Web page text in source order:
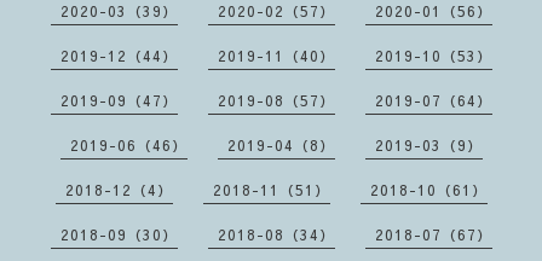
2020-03（39） 2020-02（57） 2020-01（56）
2019-12（44） 2019-11（40） 2019-10（53）
2019-09（47） 2019-08（57） 2019-07（64）
2019-06（46） 2019-04（8） 2019-03（9）
2018-12（4） 2018-11（51） 2018-10（61）
2018-09（30） 2018-08（34） 2018-07（67）